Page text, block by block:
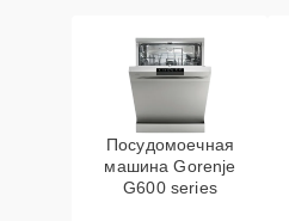
Посудомоечная
машина Gorenje
G600 series